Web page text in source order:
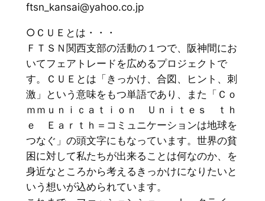
ftsn_kansai@yahoo.co.jp
○ＣＵＥとは・・・
ＦＴＳＮ関西支部の活動の１つで、阪神間にお
いてフェアトレードを広めるプロジェクトで
す。ＣＵＥとは「きっかけ、合図、ヒント、刺
激」という意味をもつ単語であり、また「Ｃｏ
ｍｍｕｎｉｃａｔｉｏｎ Ｕｎｉｔｅｓ ｔｈ
ｅ Ｅａｒｔｈ＝コミュニケーションは地球を
つなぐ」の頭文字にもなっています。世界の貧
困に対して私たちが出来ることは何なのか、を
身近なところから考えるきっかけになりたいと
いう想いが込められています。